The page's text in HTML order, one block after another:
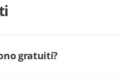
gratuiti?